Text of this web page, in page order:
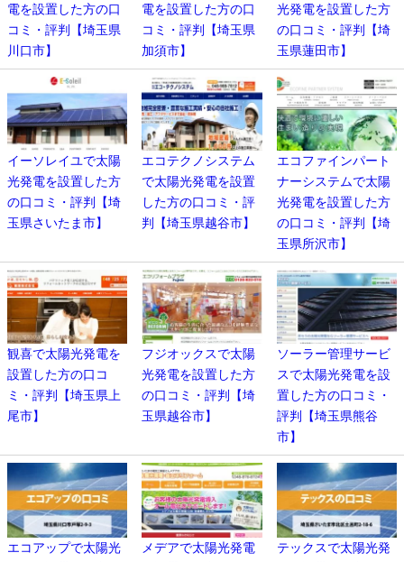
電を設置した方の口
コミ・評判【埼玉県
川口市】
電を設置した方の口
コミ・評判【埼玉県
加須市】
光発電を設置した方
の口コミ・評判【埼
玉県蓮田市】
イーソレイユで太陽
光発電を設置した方
の口コミ・評判【埼
玉県さいたま市】
エコテクノシステム
で太陽光発電を設置
した方の口コミ・評
判【埼玉県越谷市】
エコファインパート
ナーシステムで太陽
光発電を設置した方
の口コミ・評判【埼
玉県所沢市】
観喜で太陽光発電を
設置した方の口コ
ミ・評判【埼玉県上
尾市】
フジオックスで太陽
光発電を設置した方
の口コミ・評判【埼
玉県越谷市】
ソーラー管理サービ
スで太陽光発電を設
置した方の口コミ・
評判【埼玉県熊谷
市】
エコアップで太陽光
メデアで太陽光発電
テックスで太陽光発